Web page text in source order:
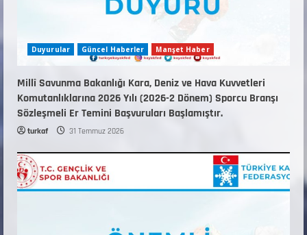
Duyurular Güncel Haberler Manşet Haber
Millî Savunma Bakanlığı Kara, Deniz ve Hava Kuvvetleri
Komutanlıklarına 2026 Yılı (2026-2 Dönem) Sporcu Branşı
Sözleşmeli Er Temini Başvuruları Başlamıştır.
turkaf 31 Temmuz 2026